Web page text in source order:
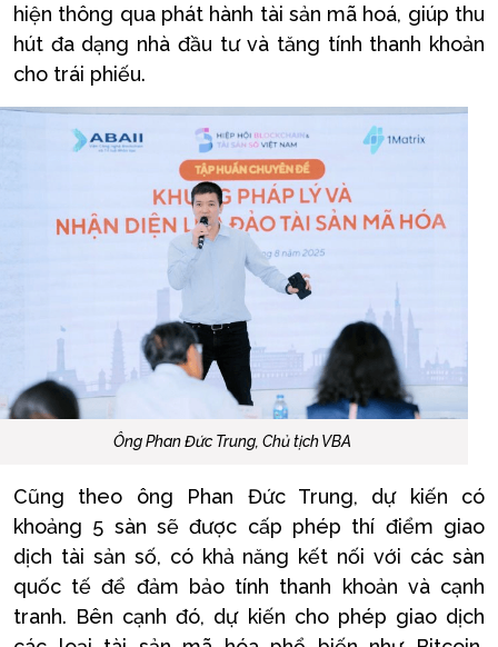
hiện thông qua phát hành tài sản mã hoá, giúp thu
hút đa dạng nhà đầu tư và tăng tính thanh khoản
cho trái phiếu.
Ông Phan Đức Trung, Chủ tịch VBA
Cũng theo ông Phan Đức Trung, dự kiến có
khoảng 5 sàn sẽ được cấp phép thí điểm giao
dịch tài sản số, có khả năng kết nối với các sàn
quốc tế để đảm bảo tính thanh khoản và cạnh
tranh. Bên cạnh đó, dự kiến cho phép giao dịch